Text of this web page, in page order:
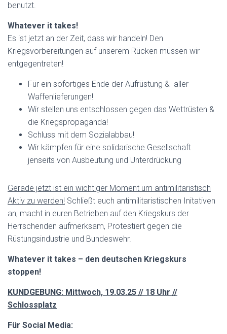
benutzt.
Whatever it takes!
Es ist jetzt an der Zeit, dass wir handeln! Den
Kriegsvorbereitungen auf unserem Rücken müssen wir
entgegentreten!
Für ein sofortiges Ende der Aufrüstung & aller
Waffenlieferungen!
Wir stellen uns entschlossen gegen das Wettrüsten &
die Kriegspropaganda!
Schluss mit dem Sozialabbau!
Wir kämpfen für eine solidarische Gesellschaft
jenseits von Ausbeutung und Unterdrückung
Gerade jetzt ist ein wichtiger Moment um antimilitaristisch
Aktiv zu werden! Schließt euch antimilitaristischen Initativen
an, macht in euren Betrieben auf den Kriegskurs der
Herrschenden aufmerksam, Protestiert gegen die
Rüstungsindustrie und Bundeswehr.
Whatever it takes – den deutschen Kriegskurs
stoppen!
KUNDGEBUNG: Mittwoch, 19.03.25 // 18 Uhr //
Schlossplatz
Für Social Media: